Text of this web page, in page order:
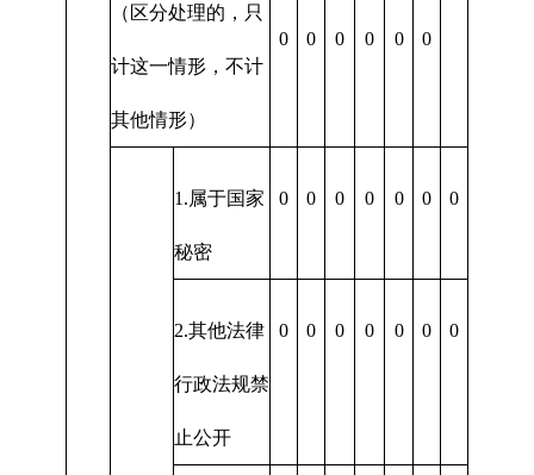
（区分处理的，只
计这一情形，不计
其他情形）
0 0 0 0 0 0
1.属于国家
秘密
0 0 0 0 0 0 0
2.其他法律
行政法规禁
止公开
0 0 0 0 0 0 0